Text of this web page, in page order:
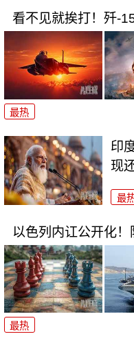
看不见就挨打！歼-
最热
印
现
最
以色列内讧公开化
最热